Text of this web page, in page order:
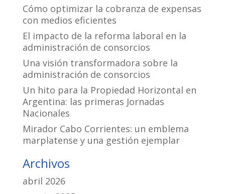
Cómo optimizar la cobranza de expensas
con medios eficientes
El impacto de la reforma laboral en la
administración de consorcios
Una visión transformadora sobre la
administración de consorcios
Un hito para la Propiedad Horizontal en
Argentina: las primeras Jornadas
Nacionales
Mirador Cabo Corrientes: un emblema
marplatense y una gestión ejemplar
Archivos
abril 2026